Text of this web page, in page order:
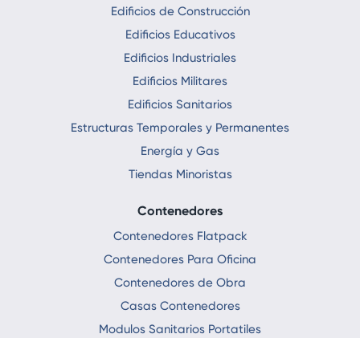
Edificios de Construcción
Edificios Educativos
Edificios Industriales
Edificios Militares
Edificios Sanitarios
Estructuras Temporales y Permanentes
Energía y Gas
Tiendas Minoristas
Contenedores
Contenedores Flatpack
Contenedores Para Oficina
Contenedores de Obra
Casas Contenedores
Modulos Sanitarios Portatiles